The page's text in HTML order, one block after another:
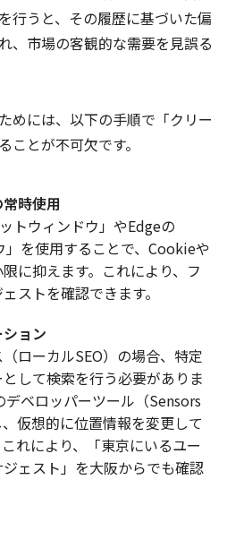
行うと、その履歴に基づいた偏
、市場の客観的な需要を見誤る
めには、以下の手順で「クリー
ことが不可欠です。
時使用
トウィンドウ」やEdgeの
」を使用することで、Cookieや
に抑えます。これにより、フ
ストを確認できます。
ョン
ローカルSEO）の場合、特定
して検索を行う必要がありま
ベロッパーツール（Sensors
仮想的に位置情報を変更して
れにより、「東京にいるユー
ェスト」を大阪からでも確認